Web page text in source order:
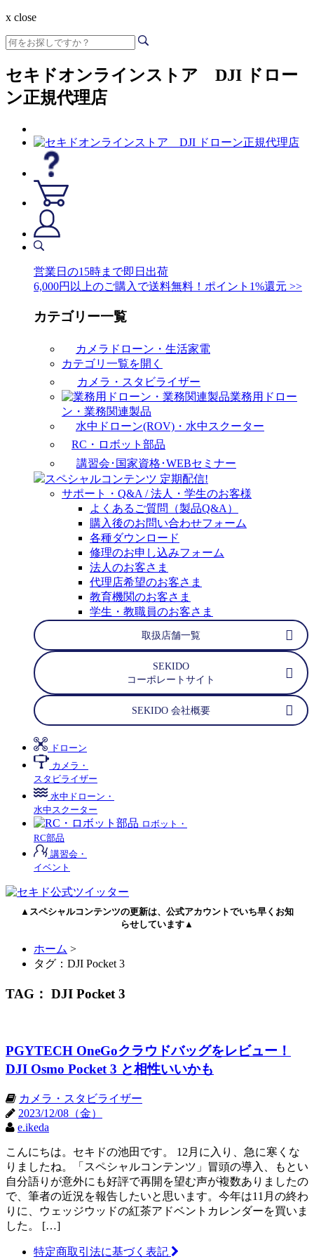
x close
セキドオンラインストア DJI ドロー
ン正規代理店
営業日の15時まで即日出荷
6,000円以上のご購入で送料無料！ポイント1%還元 >>
カテゴリー一覧
カメラドローン・生活家電
カテゴリ一覧を開く
カメラ・スタビライザー
業務用ドロー
ン・業務関連製品
水中ドローン(ROV)・水中スクーター
RC・ロボット部品
講習会･国家資格･WEBセミナー
スペシャルコンテンツ 定期配信!
サポート・Q&A / 法人・学生のお客様
よくあるご質問（製品Q&A）
購入後のお問い合わせフォーム
各種ダウンロード
修理のお申し込みフォーム
法人のお客さま
代理店希望のお客さま
教育機関のお客さま
学生・教職員のお客さま
取扱店舗一覧
SEKIDO
コーポレートサイト
SEKIDO 会社概要
ドローン
カメラ・
スタビライザー
水中ドローン・
水中スクーター
ロボット・
RC部品
講習会・
イベント
▲スペシャルコンテンツの更新は、公式アカウントでいち早くお知
らせしています▲
ホーム >
タグ：DJI Pocket 3
TAG： DJI Pocket 3
PGYTECH OneGoクラウドバッグをレビュー！
DJI Osmo Pocket 3 と相性いいかも
カメラ・スタビライザー
2023/12/08（金）
e.ikeda
こんにちは。セキドの池田です。 12月に入り、急に寒くな
りましたね。「スペシャルコンテンツ」冒頭の導入、もとい
自分語りが意外にも好評で再開を望む声が複数ありましたの
で、筆者の近況を報告したいと思います。今年は11月の終わ
りに、ウェッジウッドの紅茶アドベントカレンダーを買いま
した。 […]
特定商取引法に基づく表記